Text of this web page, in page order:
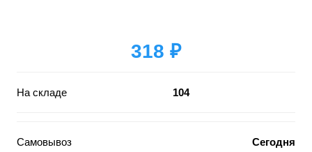
318 ₽
На складе 104
Самовывоз Сегодня